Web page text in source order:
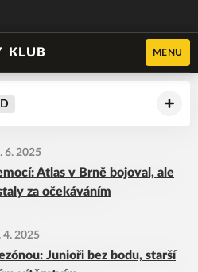
KLUB MENU
6. 2025
Atlas v Brně bojoval, ale
za očekáváním
4. 2025
Junioři bez bodu, starší